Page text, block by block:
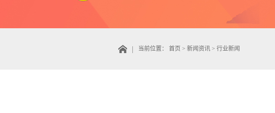
当前位置： 首页 > 新闻资讯 > 行业新闻